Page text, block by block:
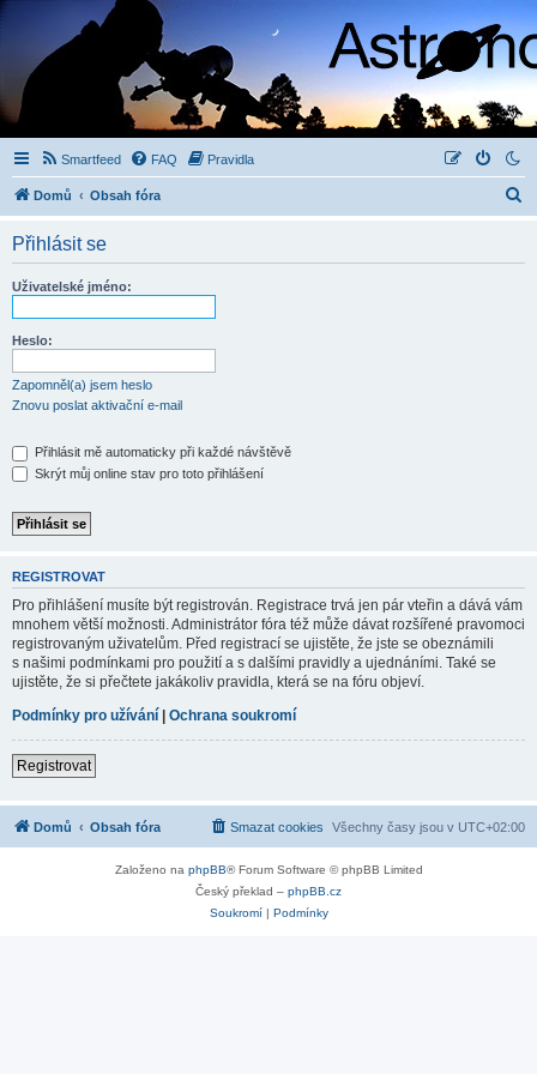
Smartfeed FAQ Pravidla
Domů Obsah fóra
Přihlásit se
Uživatelské jméno:
Heslo:
Zapomněl(a) jsem heslo
Znovu poslat aktivační e-mail
Přihlásit mě automaticky při každé návštěvě
Skrýt můj online stav pro toto přihlášení
REGISTROVAT
Pro přihlášení musíte být registrován. Registrace trvá jen pár vteřin a dává vám
mnohem větší možnosti. Administrátor fóra též může dávat rozšířené pravomoci
registrovaným uživatelům. Před registrací se ujistěte, že jste se obeznámili
s našimi podmínkami pro použití a s dalšími pravidly a ujednáními. Také se
ujistěte, že si přečtete jakákoliv pravidla, která se na fóru objeví.
Podmínky pro užívání | Ochrana soukromí
Registrovat
Domů Obsah fóra Všechny časy jsou v UTC+02:00
Smazat cookies
Založeno na phpBB® Forum Software © phpBB Limited
Český překlad – phpBB.cz
Soukromí| Podmínky